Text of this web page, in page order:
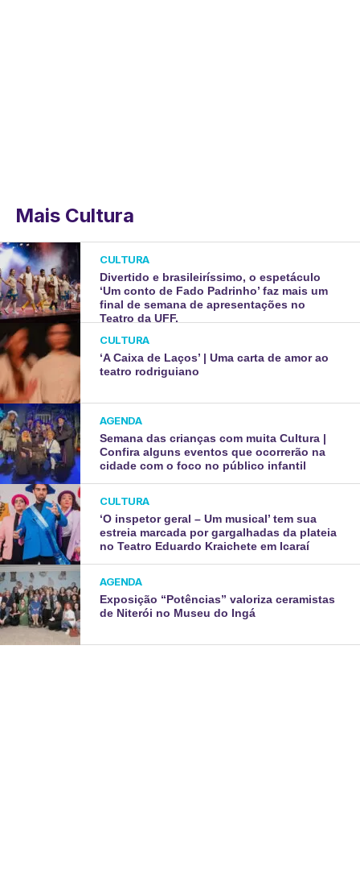
Mais Cultura
CULTURA
Divertido e brasileiríssimo, o espetáculo
‘Um conto de Fado Padrinho’ faz mais um
final de semana de apresentações no
Teatro da UFF.
CULTURA
‘A Caixa de Laços’ | Uma carta de amor ao
teatro rodriguiano
AGENDA
Semana das crianças com muita Cultura |
Confira alguns eventos que ocorrerão na
cidade com o foco no público infantil
CULTURA
‘O inspetor geral – Um musical’ tem sua
estreia marcada por gargalhadas da plateia
no Teatro Eduardo Kraichete em Icaraí
AGENDA
Exposição “Potências” valoriza ceramistas
de Niterói no Museu do Ingá